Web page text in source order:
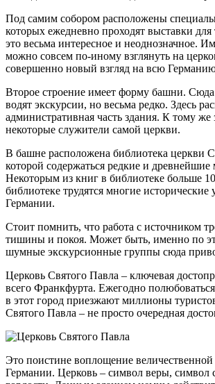
Под самим собором расположены
которых ежедневно проходят выставки
это весьма интересное и неоднозначное.
можно совсем по-иному взглянуть на
совершенно новый взгляд на всю
Второе строение имеет форму башни. Сюда
водят экскурсии, но весьма редко. Здесь
административная часть здания. К тому же
некоторые служители самой церкви.
В башне расположена библиотека церкви
которой содержаться редкие и
Некоторым из книг в библиотеке больше
библиотеке трудятся многие
Германии.
Стоит помнить, что работа с источником
тишины и покоя. Может быть, именно по
шумные экскурсионные группы сюда
Церковь Святого Павла – ключевая
всего Франкфурта. Ежегодно
в этот город приезжают миллионы
Святого Павла – не просто очередная
Это поистине воплощение величественной
Германии. Церковь – символ веры, символ